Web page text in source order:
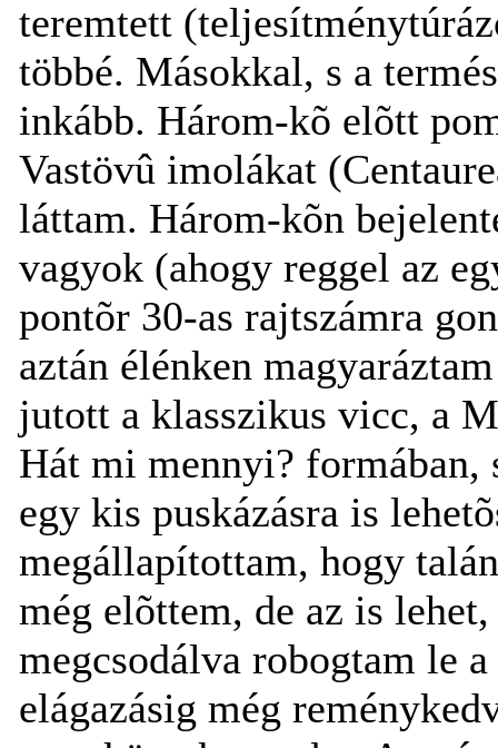
teremtett
többé. Másokkal, s a
inkább. Három-kõ elõtt
Vastövû imolákat
láttam. Három-kõn
vagyok (ahogy reggel az
pontõr 30-as rajtszámra
aztán élénken
jutott a klasszikus vicc, a
Hát mi mennyi?
egy kis puskázásra is
megállapítottam, hogy
még elõttem, de az is
megcsodálva robogtam le
elágazásig még